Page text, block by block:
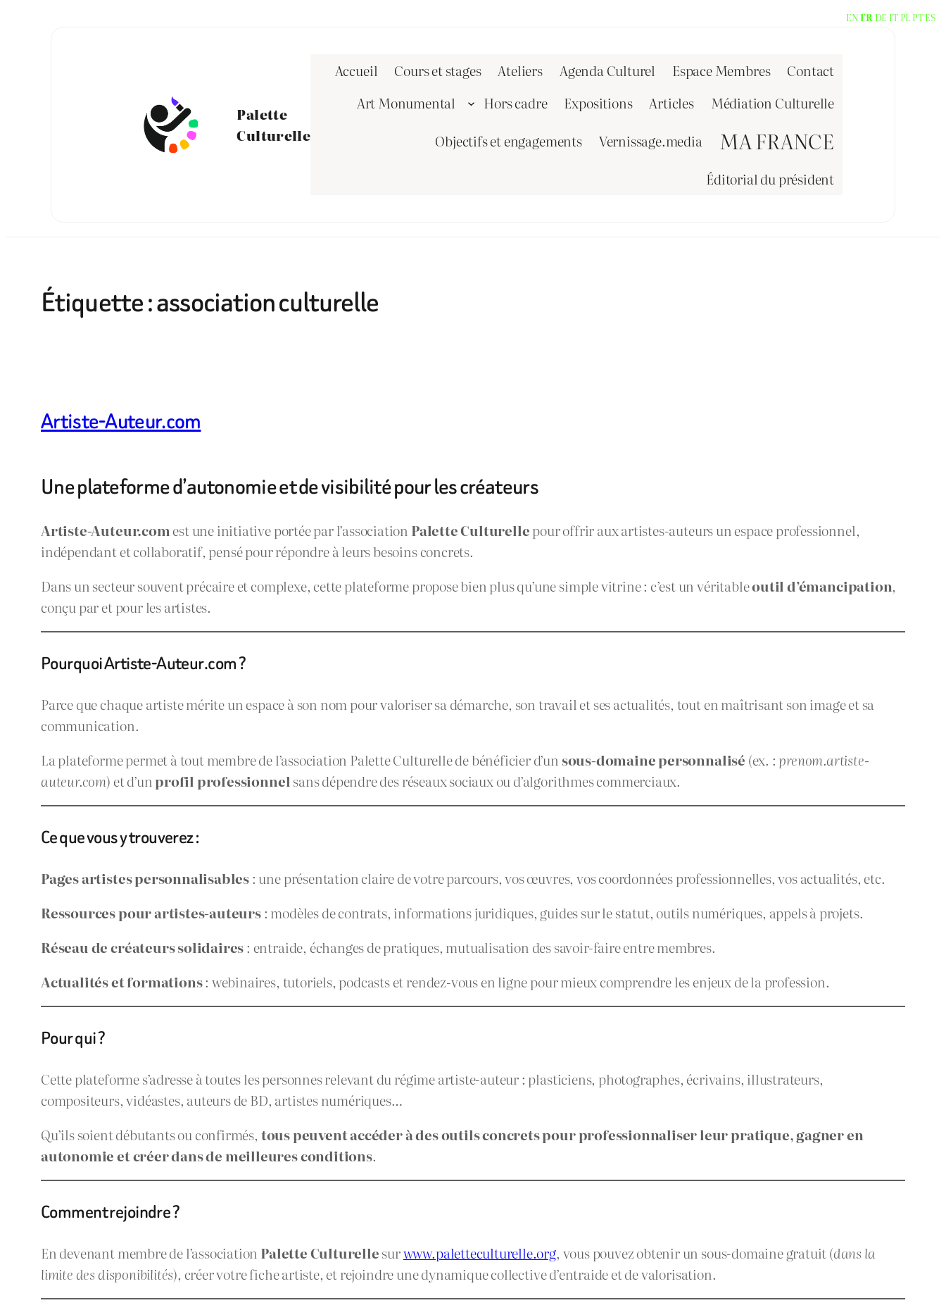
Palette
Culturelle
Accueil Cours et stages Ateliers Agenda Culturel Espace Membres
Contact
Art Monumental
Hors cadre Expositions Articles
Médiation Culturelle
Objectifs et engagements
Vernissage.media MA FRANCE
Éditorial du président
Étiquette :association culturelle
Artiste-Auteur.com
Une plateforme d’autonomie et de visibilité pour les créateurs
Artiste-Auteur.com est une initiative portée par l’association Palette Culturellepour offrir aux artistes-auteurs un espace professionnel,
indépendant et collaboratif, pensé pour répondre à leurs besoins concrets.
Dans un secteur souvent précaire et complexe, cette plateforme propose bien plus qu’une simple vitrine : c’est un véritableoutil d’émancipation,
conçu par et pour les artistes.
Pourquoi Artiste-Auteur.com ?
Parce que chaque artiste mérite un espace à son nom pour valoriser sa démarche, son travail et ses actualités, tout en maîtrisant son image et sa
communication.
La plateforme permet à tout membre de l’association Palette Culturelle de bénéficier d’un sous-domaine personnalisé (ex. :prenom.artiste-
auteur.com) et d’un profil professionnel sans dépendre des réseaux sociaux ou d’algorithmes commerciaux.
Ce que vous y trouverez :
Pages artistes personnalisables: une présentation claire de votre parcours, vos œuvres, vos coordonnées professionnelles, vos actualités, etc.
Ressources pour artistes-auteurs: modèles de contrats, informations juridiques, guides sur le statut, outils numériques, appels à projets.
Réseau de créateurs solidaires: entraide, échanges de pratiques, mutualisation des savoir-faire entre membres.
Actualités et formations: webinaires, tutoriels, podcasts et rendez-vous en ligne pour mieux comprendre les enjeux de la profession.
Pour qui ?
Cette plateforme s’adresse à toutes les personnes relevant du régime artiste-auteur : plasticiens, photographes, écrivains, illustrateurs,
compositeurs, vidéastes, auteurs de BD, artistes numériques…
Qu’ils soient débutants ou confirmés, tous peuvent accéder à des outils concrets pour professionnaliser leur pratique, gagner en
autonomie et créer dans de meilleures conditions.
Comment rejoindre ?
En devenant membre de l’association Palette Culturellesurwww.paletteculturelle.org, vous pouvez obtenir un sous-domaine gratuit (dans la
limite des disponibilités), créer votre fiche artiste, et rejoindre une dynamique collective d’entraide et de valorisation.
EN FR DE IT PL PTES